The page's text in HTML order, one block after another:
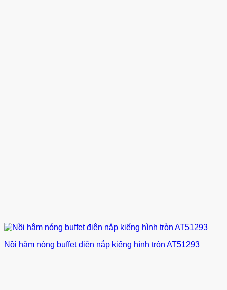
Nồi hâm nóng buffet điện nắp kiếng hình tròn AT51293